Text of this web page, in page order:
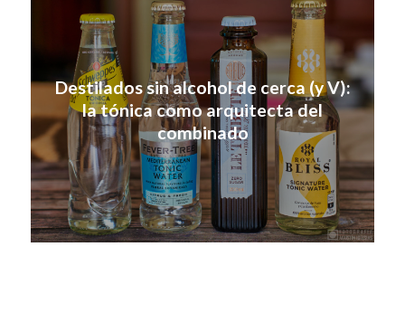
Destilados sin alcohol de cerca (y V):
la tónica como arquitecta del
combinado